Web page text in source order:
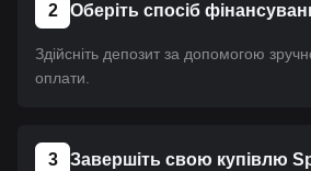
2 Оберіть спосіб
Здійсніть депозит за допомогою
оплати.
3 Завершіть свою купівлю